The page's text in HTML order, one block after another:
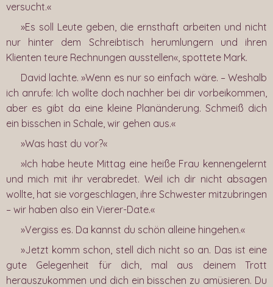
versucht.«
»Es soll Leute geben, die ernsthaft arbeiten und nicht
nur hinter dem Schreibtisch herumlungern und ihren
Klienten teure Rechnungen ausstellen«, spottete Mark.
David lachte. »Wenn es nur so einfach wäre. – Weshalb
ich anrufe: Ich wollte doch nachher bei dir vorbeikommen,
aber es gibt da eine kleine Planänderung. Schmeiß dich
ein bisschen in Schale, wir gehen aus.«
»Was hast du vor?«
»Ich habe heute Mittag eine heiße Frau kennengelernt
und mich mit ihr verabredet. Weil ich dir nicht absagen
wollte, hat sie vorgeschlagen, ihre Schwester mitzubringen
– wir haben also ein Vierer-Date.«
»Vergiss es. Da kannst du schön alleine hingehen.«
»Jetzt komm schon, stell dich nicht so an. Das ist eine
gute Gelegenheit für dich, mal aus deinem Trott
herauszukommen und dich ein bisschen zu amüsieren. Du